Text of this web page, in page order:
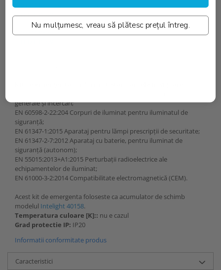
93311 Primus
LED HP 6W
20-80Vdc 6W AT
93315 Primus
20-80Vdc 3W AT
generale şi încercări;
EN 60598-2-22:204 Corpuri de iluminat pentru iluminatul de
siguranţă;
EN 61347-1:2015 Aparataj pentru lămpi prescripţii de securitate;
EN 61347-2-7:2012 Aparataj cu baterie, pentru iluminat de
siguranţă (autonom);
EN 55015:2013+A1:2015 Perturbaţii radioelectrice ale
echipamentelor de iluminat;
EN 61000-3-2:2014 Compatibilitate electromagnetică (CEM).
Acest kit de emergenta foloseste ca acumulator de schimb
modelul Intelight 40158.
Temperatura culoare [K]:: nu e cazul
Grad protectie IP: IP20
Informatii conformitate produs
Caracteristici
Nu mulțumesc, vreau să plătesc prețul întreg.